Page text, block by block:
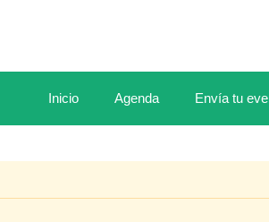
Inicio Agenda Envía tu